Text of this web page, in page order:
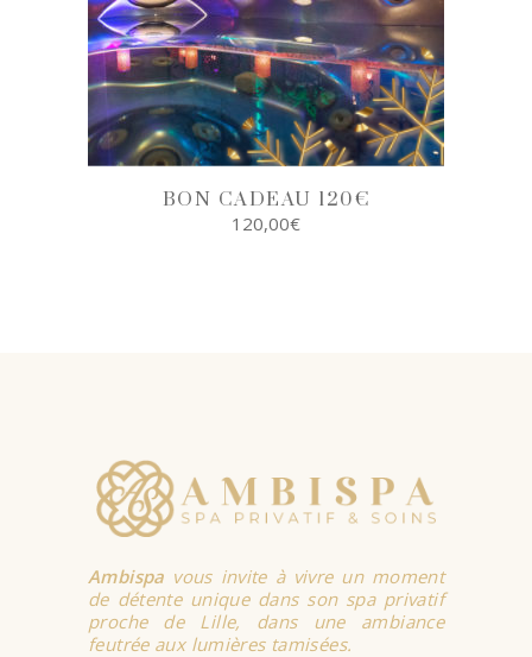
BON CADEAU 120€
120,00€
Ambispa vous invite à vivre un moment
de détente unique dans son spa privatif
proche de Lille, dans une ambiance
feutrée aux lumières tamisées.